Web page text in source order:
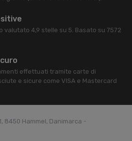
valutato 4,9 stelle su 5. Basato su 7572
effettuati tramite carte di
e sicure come VISA e Mastercard
8450 Hammel, Danimarca -